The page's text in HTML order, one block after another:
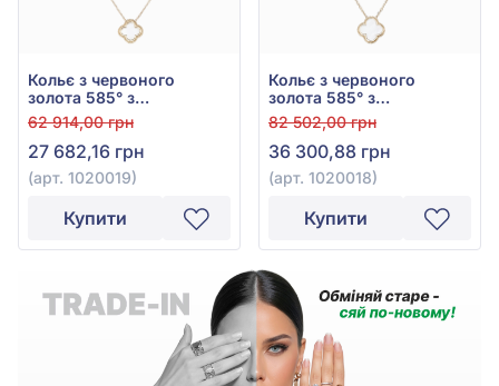
Кольє з червоного
золота 585° з
перламутром, арт.
1020019
62 914,00 грн
27 682,16 грн
(арт. 1020019)
Купити
Кольє з червоного
золота 585° з
перламутром, арт.
1020018
82 502,00 грн
36 300,88 грн
(арт. 1020018)
Купити